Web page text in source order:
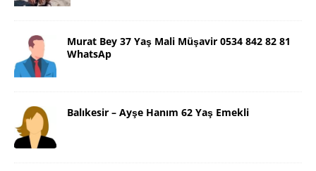
Murat Bey 37 Yaş Mali Müşavir 0534 842 82 81
WhatsAp
Balıkesir – Ayşe Hanım 62 Yaş Emekli